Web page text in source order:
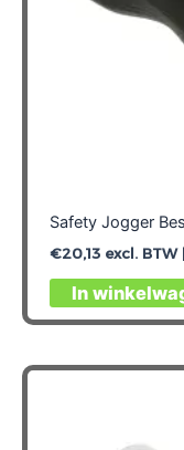
Safety Jogger
€20,13excl. BTW |
In